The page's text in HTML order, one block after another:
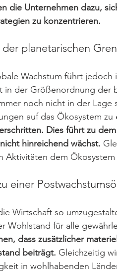
die Unternehmen dazu,
zu konzentrieren.
planetarischen
Wachstum führt
in der Größenordnung der
noch nicht in der
auf das Ökosystem
Dies führt zu
hinreichend wächst.
Aktivitäten dem Ökosystem
einer
Wirtschaft so
Wohlstand für alle
dass zusätzlicher
beiträgt. Gleichzeitig
in wohlhabenden